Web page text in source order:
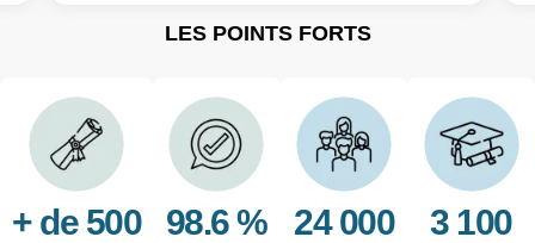
LES POINTS FORTS
+ de 500 98.6 % 24 000 3 100